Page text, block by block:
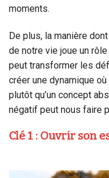
moments.
De plus, la manière
de notre vie joue un
peut transformer les
créer une dynamique
plutôt qu’un concept
négatif peut nous faire
Clé 1 : Ouvrir son